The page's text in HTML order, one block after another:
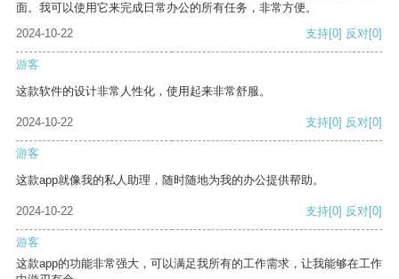
面。我可以使用它来完成日常办公的所有任务，非常方便。
2024-10-22
支持[0] 反对[0]
游客
这款软件的设计非常人性化，使用起来非常舒服。
2024-10-22 支持[0] 反对[0]
游客
这款app就像我的私人助理，随时随地为我的办公提供帮助。
2024-10-22 支持[0] 反对[0]
游客
这款app的功能非常强大，可以满足我所有的工作需求，让我能够在工作